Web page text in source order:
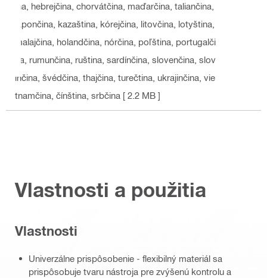
ina, hebrejčina, chorvátčina, maďarčina, taliančina,
japončina, kazaština, kórejčina, litovčina, lotyština,
malajčina, holandčina, nórčina, poľština, portugalči
na, rumunčina, ruština, sardínčina, slovenčina, slov
inčina, švédčina, thajčina, turečtina, ukrajinčina, vie
tnamčina, čínština, srbčina [ 2.2 MB ]
Vlastnosti a použitia
Vlastnosti
Univerzálne prispôsobenie - flexibilný materiál sa
prispôsobuje tvaru nástroja pre zvýšenú kontrolu a